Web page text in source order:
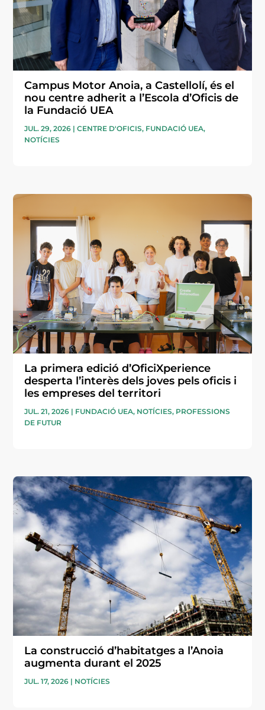
Campus Motor Anoia, a Castellolí, és el
nou centre adherit a l’Escola d’Oficis de
la Fundació UEA
JUL. 29, 2026 |CENTRE D'OFICIS, FUNDACIÓ UEA,
NOTÍCIES
La primera edició d’OficiXperience
desperta l’interès dels joves pels oficis i
les empreses del territori
JUL. 21, 2026 | FUNDACIÓ UEA, NOTÍCIES, PROFESSIONS
DE FUTUR
La construcció d’habitatges a l’Anoia
augmenta durant el 2025
JUL. 17, 2026 | NOTÍCIES